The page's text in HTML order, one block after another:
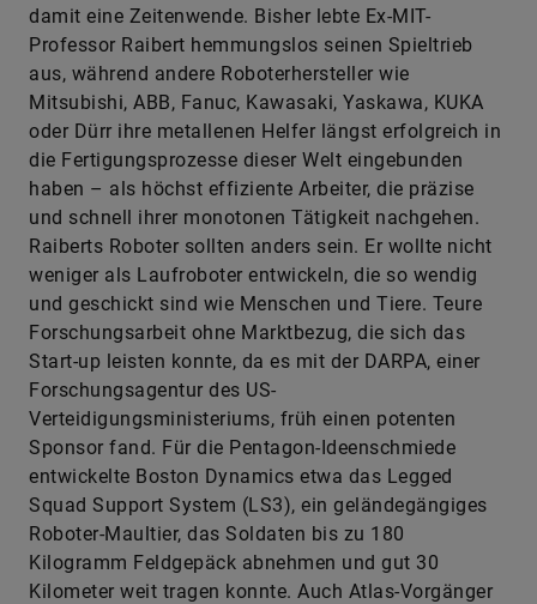
damit eine Zeitenwende. Bisher lebte Ex-MIT-
Professor Raibert hemmungslos seinen Spieltrieb
aus, während andere Roboterhersteller wie
Mitsubishi, ABB, Fanuc, Kawasaki, Yaskawa, KUKA
oder Dürr ihre metallenen Helfer längst erfolgreich in
die Fertigungsprozesse dieser Welt eingebunden
haben – als höchst effiziente Arbeiter, die präzise
und schnell ihrer monotonen Tätigkeit nachgehen.
Raiberts Roboter sollten anders sein. Er wollte nicht
weniger als Laufroboter entwickeln, die so wendig
und geschickt sind wie Menschen und Tiere. Teure
Forschungsarbeit ohne Marktbezug, die sich das
Start-up leisten konnte, da es mit der DARPA, einer
Forschungsagentur des US-
Verteidigungsministeriums, früh einen potenten
Sponsor fand. Für die Pentagon-Ideenschmiede
entwickelte Boston Dynamics etwa das Legged
Squad Support System (LS3), ein geländegängiges
Roboter-Maultier, das Soldaten bis zu 180
Kilogramm Feldgepäck abnehmen und gut 30
Kilometer weit tragen konnte. Auch Atlas-Vorgänger